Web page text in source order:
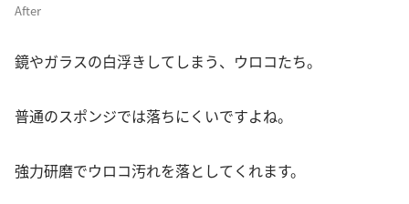
After
鏡やガラスの白浮きしてしまう、ウロコたち。
普通のスポンジでは落ちにくいですよね。
強力研磨でウロコ汚れを落としてくれます。